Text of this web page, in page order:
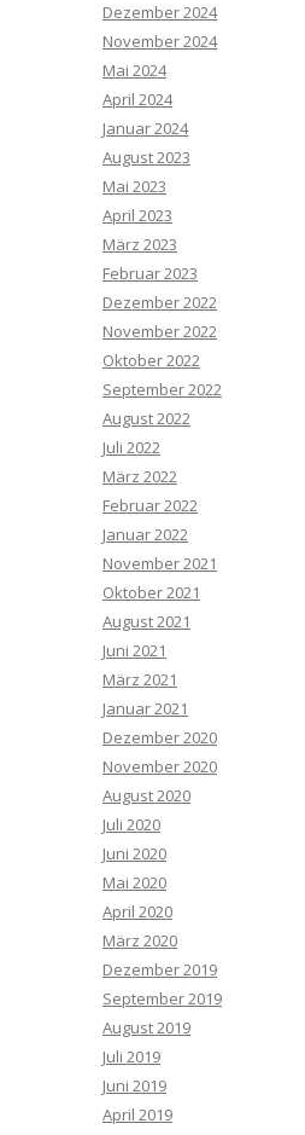
Dezember 2024
November 2024
Mai 2024
April 2024
Januar 2024
August 2023
Mai 2023
April 2023
März 2023
Februar 2023
Dezember 2022
November 2022
Oktober 2022
September 2022
August 2022
Juli 2022
März 2022
Februar 2022
Januar 2022
November 2021
Oktober 2021
August 2021
Juni 2021
März 2021
Januar 2021
Dezember 2020
November 2020
August 2020
Juli 2020
Juni 2020
Mai 2020
April 2020
März 2020
Dezember 2019
September 2019
August 2019
Juli 2019
Juni 2019
April 2019